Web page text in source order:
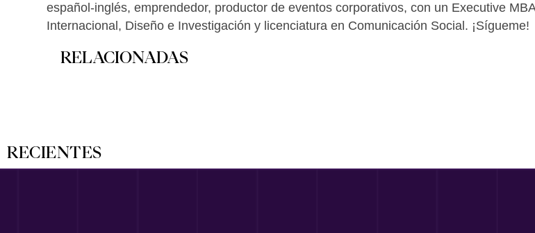
español-inglés, emprendedor, productor de eventos corporativos, con un Executive
Internacional, Diseño e Investigación y licenciatura en Comunicación Social. ¡Sígueme!
RELACIONADAS
RECIENTES